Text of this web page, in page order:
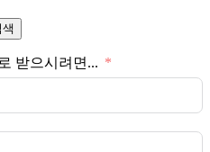
받으시려면...